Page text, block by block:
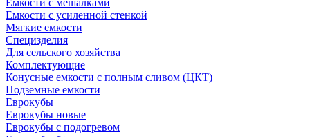
Емкости с мешалками
Емкости с усиленной стенкой
Мягкие емкости
Специзделия
Для сельского хозяйства
Комплектующие
Конусные емкости с полным сливом (ЦКТ)
Подземные емкости
Еврокубы
Еврокубы новые
Еврокубы с подогревом